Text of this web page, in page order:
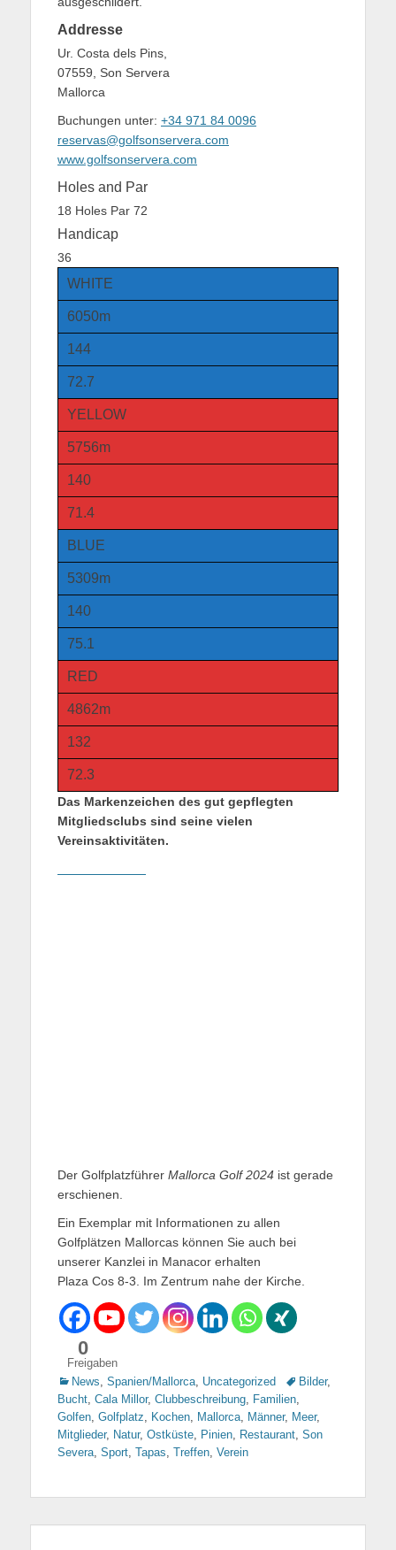
Addresse
Ur. Costa dels Pins,
07559, Son Servera
Mallorca
Buchungen unter: +34 971 84 0096
reservas@golfsonservera.com
www.golfsonservera.com
Holes and Par
18 Holes Par 72
Handicap
36
WHITE
6050m
144
72.7
YELLOW
5756m
140
71.4
BLUE
5309m
140
75.1
RED
4862m
132
72.3
Das Markenzeichen des gut gepflegten
Mitgliedsclubs sind seine vielen
Vereinsaktivitäten.
Der Golfplatzführer Mallorca Golf 2024 ist gerade
erschienen.
Ein Exemplar mit Informationen zu allen
Golfplätzen Mallorcas können Sie auch bei
unserer Kanzlei in Manacor erhalten
Plaza Cos 8-3. Im Zentrum nahe der Kirche.
0
Freigaben
Kategorien
News Spanien/Mallorca Uncategorized TagsBilder,
Bucht Cala Millor, Clubbeschreibung Familien
Golfen Golfplatz Kochen Mallorca Männer, Meer,
Mitglieder, Natur, Ostküste Pinien Restaurant Son
Severa Sport Tapas Treffen Verein